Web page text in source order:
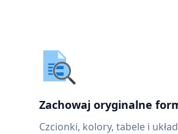
Zachowaj oryginalne
Czcionki, kolory, tabele i